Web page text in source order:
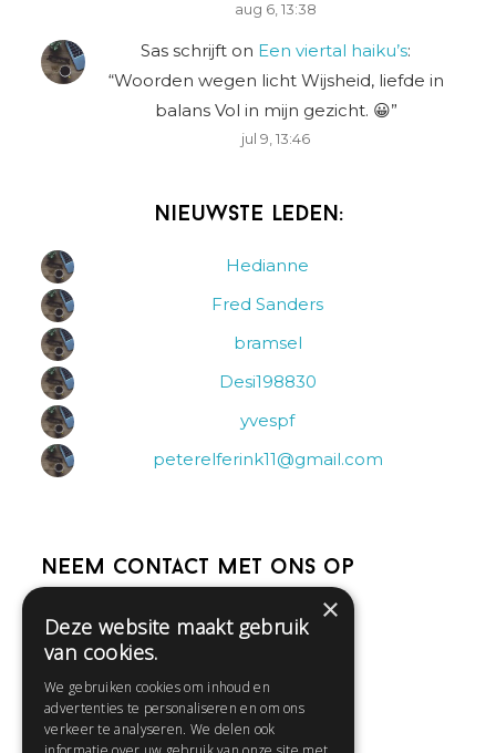
aug 6, 13:38
Sas schrijft on Een viertal haiku’s:
“Woorden wegen licht Wijsheid, liefde in
balans Vol in mijn gezicht. 😀”
jul 9, 13:46
Nieuwste leden:
Hedianne
Fred Sanders
bramsel
Desi198830
yvespf
peterelferink11@gmail.com
Neem contact met ons op
Help
Contact
Huisregels
×
Deze website maakt gebruik
van cookies.
We gebruiken cookies om inhoud en
advertenties te personaliseren en om ons
verkeer te analyseren. We delen ook